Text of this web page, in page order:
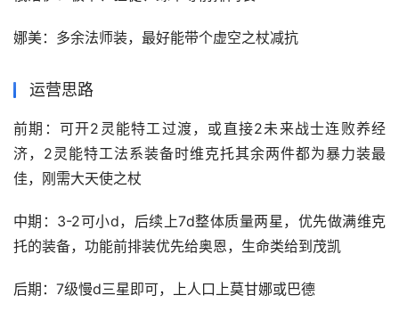
娜美：多余法师装，最好能带个虚空之杖减抗
运营思路
前期：可开2灵能特工过渡，或直接2未来战士连败养经
济，2灵能特工法系装备时维克托其余两件都为暴力装最
佳，刚需大天使之杖
中期：3-2可小d，后续上7d整体质量两星，优先做满维克
托的装备，功能前排装优先给奥恩，生命类给到茂凯
后期：7级慢d三星即可，上人口上莫甘娜或巴德